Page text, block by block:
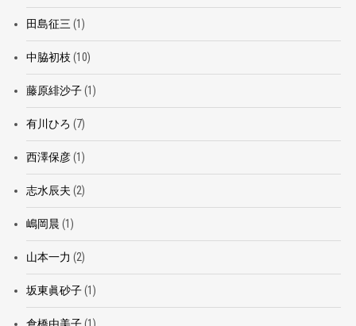
田島征三 (1)
中脇初枝 (10)
藤原緋沙子(1)
有川ひろ (7)
西澤保彦(1)
志水辰夫 (2)
嶋岡晨 (1)
山本一力 (2)
坂東眞砂子(1)